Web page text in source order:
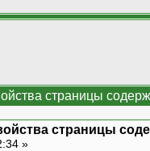
страницы
страницы
»